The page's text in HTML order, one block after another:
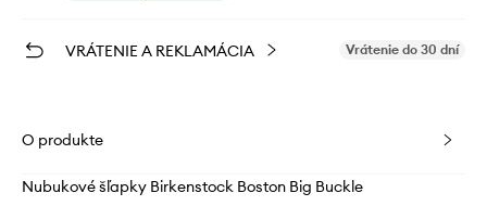
VRÁTENIE A REKLAMÁCIA Vrátenie do 30 dní
O produkte
Nubukové šľapky Birkenstock Boston Big Buckle